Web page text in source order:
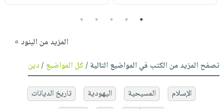
1
2
3
4
5
المزيد من البنود »
تصفح المزيد من الكتب في المواضيع التالية /كل المواضيع/دين
الإسلام المسيحية اليهودية
تاريخ الديانات